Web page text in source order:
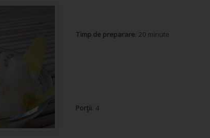
Timp de preparare: 20 minute
Porţii: 4